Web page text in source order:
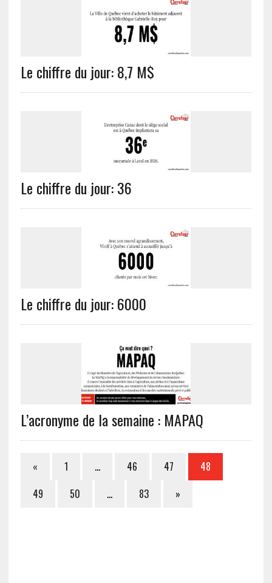
Le chiffre du jour: 8,7 M$
Le chiffre du jour: 36
Le chiffre du jour: 6000
L’acronyme de la semaine : MAPAQ
« 1 … 46 47
48
49
50 … 83 »